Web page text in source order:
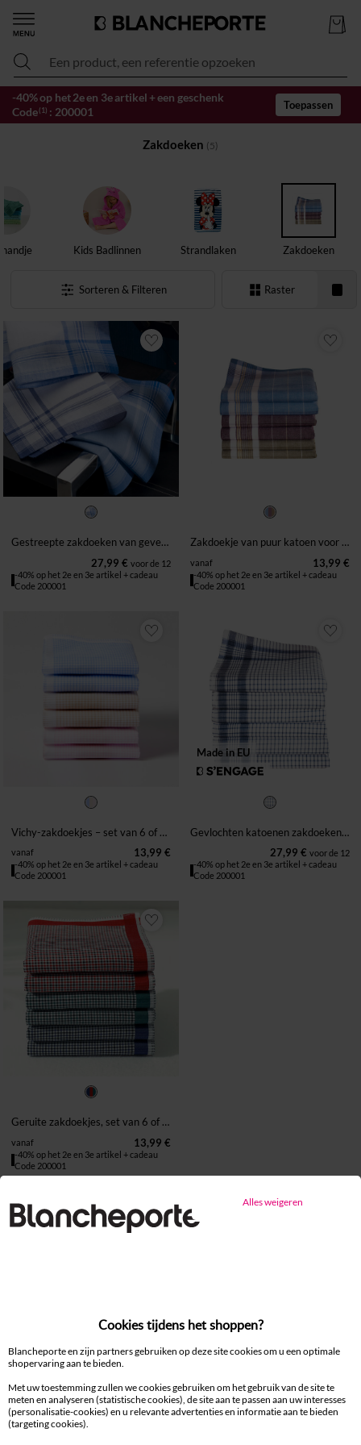
Een product, een referentie opzoeken
-40% op het 2e en 3e artikel + een geschenk
Code(1) : 200001
Toepassen
Zakdoeken (5)
Kids Badlinnen Strandlaken Zakdoeken
Sorteren & Filteren Raster
Gestreepte zakdoeken van geverfd geweven katoen - set van 12
27,99 € voor de 12
-40% op het 2e en 3e artikel + cadeau
Code 200001
Zakdoekje van puur katoen voor op het werk – set van 6 of set van 12
vanaf 13,99 €
-40% op het 2e en 3e artikel + cadeau
Code 200001
Vichy-zakdoekjes – set van 6 of set van 12
vanaf 13,99 €
-40% op het 2e en 3e artikel + cadeau
Code 200001
Made in EU
Gevlochten katoenen zakdoeken met geruit motief - set van 12
27,99 € voor de 12
-40% op het 2e en 3e artikel + cadeau
Code 200001
Geruite zakdoekjes, set van 6 of set 12
vanaf 13,99 €
-40% op het 2e en 3e artikel + cadeau
Code 200001
100% beveiligde betaling
Betaal later of in meerdere keren
Gratis* retour
binnen 14 dagen in een Afhaalpunt
Klantendienst
8 tot 19 uur van maandag tot vrijdag
Cookies tijdens het shoppen?
Blancheporte en zijn partners gebruiken op deze site cookies om u een optimale
shopervaring aan te bieden.
Met uw toestemming zullen we cookies gebruiken om het gebruik van de site te
meten en analyseren (statistische cookies), de site aan te passen aan uw interesses
(personalisatie-cookies) en u relevante advertenties en informatie aan te bieden
(targeting cookies).
Alles weigeren
Welkom bij - Bienvenue sur
Blancheporte.be
Shoppen maar !